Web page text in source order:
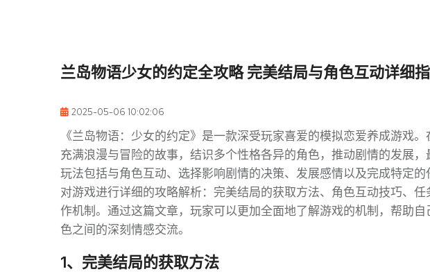
兰岛物语少女的约定全攻略 完美结局与角色互动详细
2025-05-06 10:02:06
《兰岛物语：少女的约定》是一款深受玩家喜爱的模拟恋爱养成游戏
充满浪漫与冒险的故事，结识多个性格各异的角色，推动剧情的发展
玩法包括与角色互动、选择影响剧情的决策、发展感情以及完成特定
对游戏进行详细的攻略解析：完美结局的获取方法、角色互动技巧、
作机制。通过这篇文章，玩家可以更加全面地了解游戏的机制，帮助
色之间的深刻情感交流。
1、完美结局的获取方法